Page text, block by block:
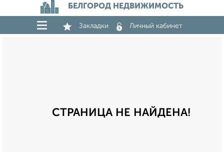
БЕЛГОРОД НЕДВИЖИМОСТЬ
Закладки Личный кабинет
СТРАНИЦА НЕ НАЙДЕНА!